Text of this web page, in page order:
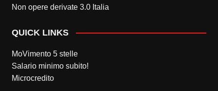
Non opere derivate 3.0 Italia
QUICK LINKS
MoVimento 5 stelle
Salario minimo subito!
Microcredito